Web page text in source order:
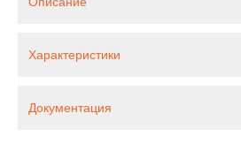
Характеристики
Документация